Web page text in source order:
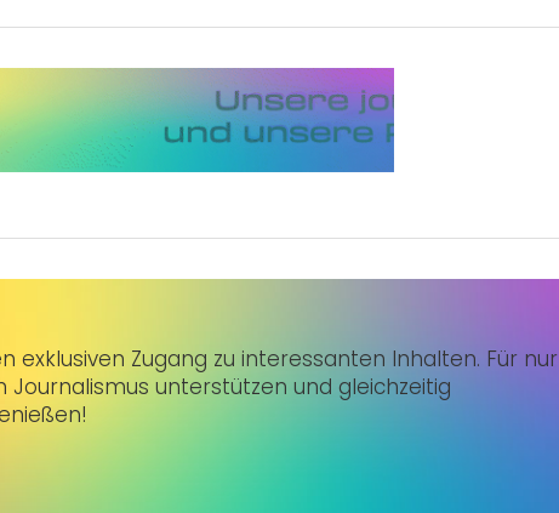
exklusiven Zugang zu interessanten Inhalten. Für nur
unterstützen und gleichzeitig